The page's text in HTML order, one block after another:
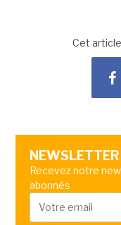
Cet
NEWSLETTER
Recevez notre
abonnés